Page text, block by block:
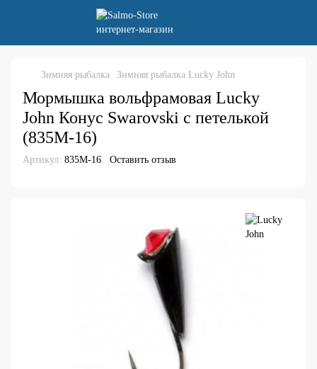
Зимняя рыбалка Зимняя рыбалка Lucky John
Мормышка вольфрамовая Lucky
John Конус Swarovski с петелькой
(835M-16)
Артикул: 835M-16 Оставить отзыв